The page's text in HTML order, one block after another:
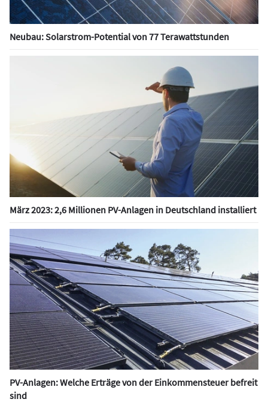
Neubau: Solarstrom-Potential von 77 Terawattstunden
März 2023: 2,6 Millionen PV-Anlagen in Deutschland installiert
PV-Anlagen: Welche Erträge von der Einkommensteuer befreit
sind